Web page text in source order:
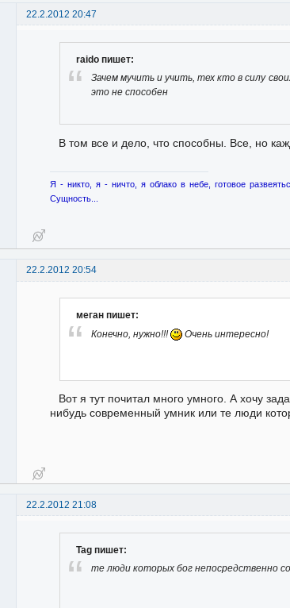
22.2.2012 20:47
raido пишет:
Зачем мучить и учить, тех кто в силу
это не способен
В том все и дело, что способны. Все, но
Я - никто, я - ничто, я облако в небе, готовое
Сущность...
22.2.2012 20:54
меган пишет:
Конечно, нужно!!!
Очень интересно!
Вот я тут почитал много умного. А хочу
нибудь современный умник или те люди
22.2.2012 21:08
Tag пишет:
те люди которых бог непосредственно